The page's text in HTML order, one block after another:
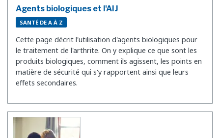
Agents biologiques et l'AIJ
SANTÉ DE A À Z
Cette page décrit l'utilisation d'agents biologiques pour
le traitement de l'arthrite. On y explique ce que sont les
produits biologiques, comment ils agissent, les points en
matière de sécurité qui s'y rapportent ainsi que leurs
effets secondaires.